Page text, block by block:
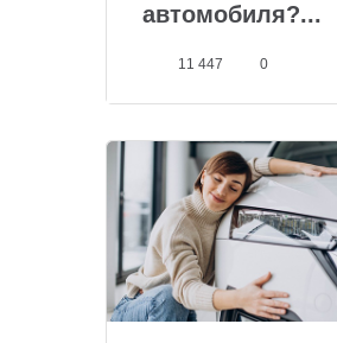
автомобиля?...
11 447 0